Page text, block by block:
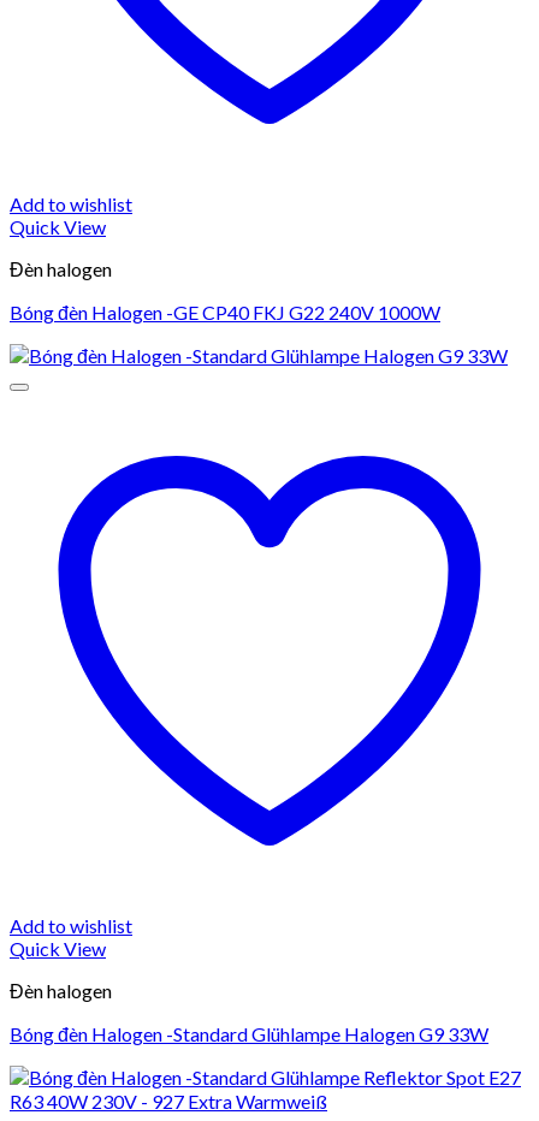
Add to wishlist
Quick View
Đèn halogen
Bóng đèn Halogen -GE CP40 FKJ G22 240V 1000W
Add to wishlist
Quick View
Đèn halogen
Bóng đèn Halogen -Standard Glühlampe Halogen G9 33W